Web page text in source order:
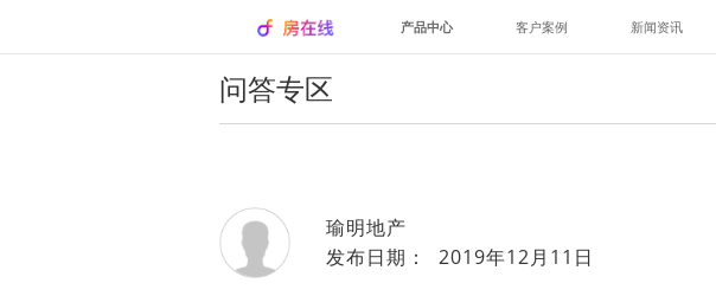
产品中心 客户案例 新闻资讯
问答专区
瑜明地产
发布日期： 2019年12月11日